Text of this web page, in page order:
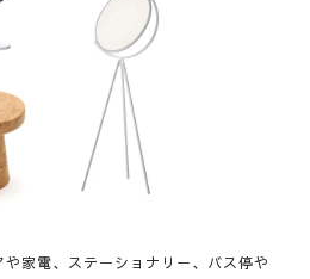
家電、ステーショナリー、バス停や